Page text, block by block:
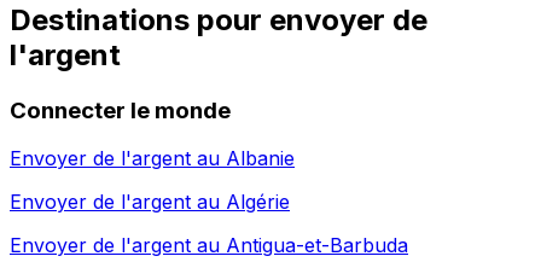
Destinations pour envoyer de
l'argent
Connecter le monde
Envoyer de l'argent au Albanie
Envoyer de l'argent au Algérie
Envoyer de l'argent au Antigua-et-Barbuda